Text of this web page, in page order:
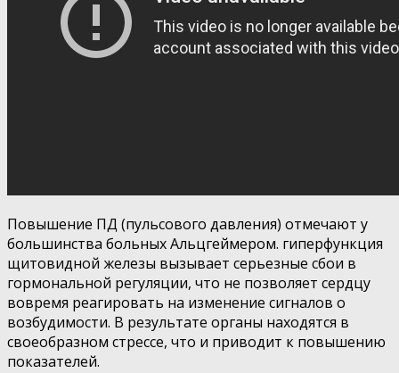
Повышение ПД (пульсового давления) отмечают у
большинства больных Альцгеймером. гиперфункция
щитовидной железы вызывает серьезные сбои в
гормональной регуляции, что не позволяет сердцу
вовремя реагировать на изменение сигналов о
возбудимости. В результате органы находятся в
своеобразном стрессе, что и приводит к повышению
показателей.